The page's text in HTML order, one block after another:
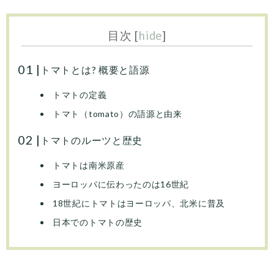
目次 [hide]
トマトとは? 概要と語源
トマトの定義
トマト（tomato）の語源と由来
トマトのルーツと歴史
トマトは南米原産
ヨーロッパに伝わったのは16世紀
18世紀にトマトはヨーロッパ、北米に普及
日本でのトマトの歴史